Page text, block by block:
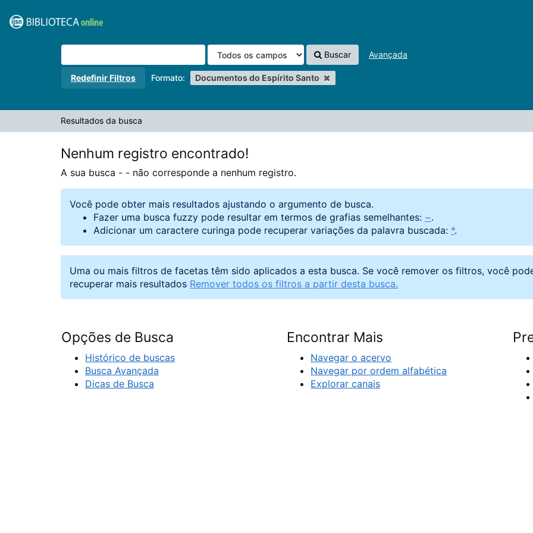
VuFind
Buscar Avançada
Redefinir Filtros Formato: Documentos do Espírito Santo
Resultados da busca
Nenhum registro encontrado!
A sua busca - - não corresponde a nenhum registro.
Você pode obter mais resultados ajustando o argumento de busca.
Fazer uma busca fuzzy pode resultar em termos de grafias semelhantes: ~.
Adicionar um caractere curinga pode recuperar variações da palavra buscada: *.
Uma ou mais filtros de facetas têm sido aplicados a esta busca. Se você remover os filtros, você
recuperar mais resultados Remover todos os filtros a partir desta busca.
Opções de Busca
Histórico de buscas
Busca Avançada
Dicas de Busca
Encontrar Mais
Navegar o acervo
Navegar por ordem alfabética
Explorar canais